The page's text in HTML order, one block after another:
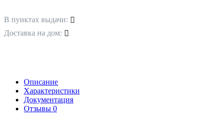
В пунктах выдачи:
Доставка на дом:
Описание
Характеристики
Документация
Отзывы 0